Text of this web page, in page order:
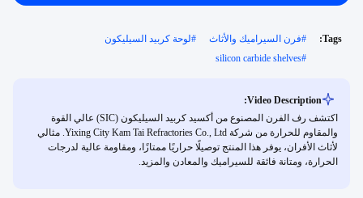
Tags:
#فرن السيراميك والأثاث #لوحة كربيد السيليكون
#
silicon carbide shelves
Video Description:
اكتشف رف الفرن المصنوع من أكسيد كربيد السيليكون (SIC) عالي القوة
والمقاوم للحرارة من شركة Yixing City Kam Tai Refractories Co., Ltd. مثالي
لأثاث الأفران، يوفر هذا المنتج توصيلًا حراريًا ممتازًا، ومقاومة عالية لدرجات
الحرارة، ومتانة فائقة للسيراميك والمعادن والمزيد.